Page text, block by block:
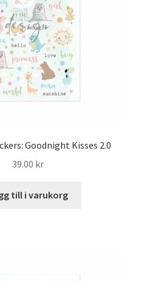
Goodnight Kisses 2.0
39.00 kr
till i varukorg